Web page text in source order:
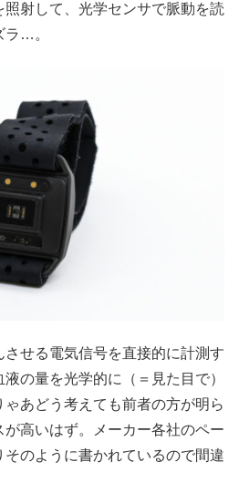
射して、光学センサで脈動を読
ラ…。
せる電気信号を直接的に計測す
の量を光学的に（＝見た目で）
あどう考えても前者の方が明ら
高いはず。メーカー各社のペー
のように書かれているので間違